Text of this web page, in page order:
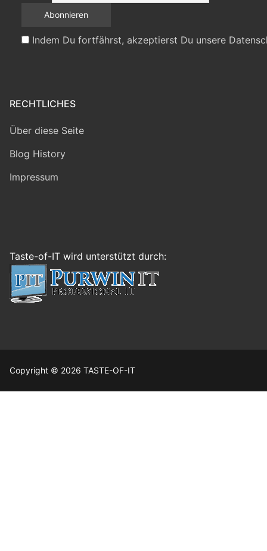
Indem Du fortfährst, akzeptierst Du unsere
RECHTLICHES
Über diese Seite
Blog History
Impressum
Taste-of-IT wird unterstützt durch:
Copyright © 2026 TASTE-OF-IT